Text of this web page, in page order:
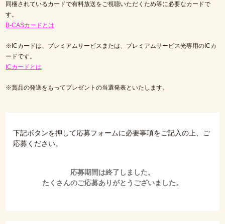
同梱されているカードで有料放送をご視聴いただくため等に必要なカードで
す。
B-CASカードとは
※ICカードは、プレミアムサービスまたは、プレミアムサービス光専用のICカ
ードです。
ICカードとは
※賞品の発送をもってプレゼントの当選発表といたします。
下記ボタンを押して応募フォームに必要事項をご記入の上、ご
応募ください。
応募期間は終了しました。
たくさんのご応募ありがとうございました。